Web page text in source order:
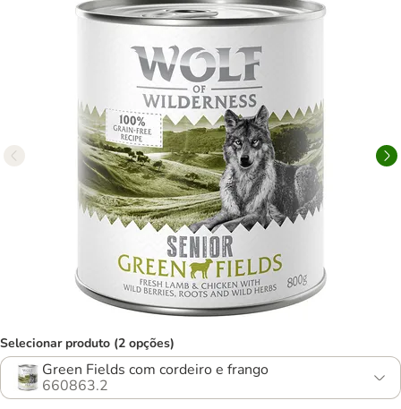
Selecionar produto (2 opções)
Green Fields com cordeiro e frango
660863.2